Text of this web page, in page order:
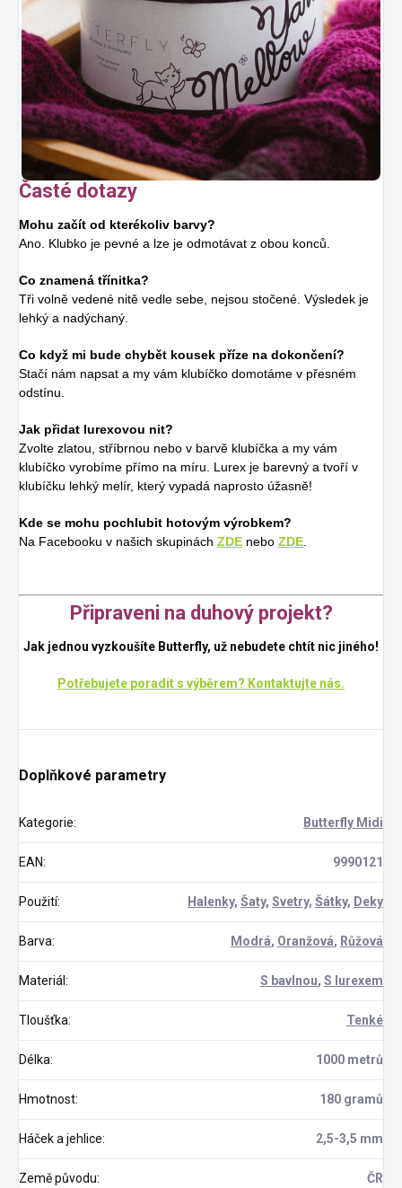
Časté dotazy
Mohu začít od kterékoliv barvy?
Ano. Klubko je pevné a lze je odmotávat z obou konců.
Co znamená třínitka?
Tři volně vedené nitě vedle sebe, nejsou stočené. Výsledek je
lehký a nadýchaný.
Co když mi bude chybět kousek příze na dokončení?
Stačí nám napsat a my vám klubíčko domotáme v přesném
odstínu.
Jak přidat lurexovou nit?
Zvolte zlatou, stříbrnou nebo v barvě klubíčka a my vám
klubíčko vyrobíme přímo na míru. Lurex je barevný a tvoří v
klubíčku lehký melír, který vypadá naprosto úžasně!
Kde se mohu pochlubit hotovým výrobkem?
Na Facebooku v našich skupinách ZDE nebo ZDE
Připraveni na duhový projekt?
Jak jednou vyzkoušíte Butterfly, už nebudete chtít nic jiného!
Potřebujete poradit s výběrem? Kontaktujte nás.
Doplňkové parametry
Kategorie: Butterfly Midi
EAN: 9990121
Použití: Halenky, Šaty, Svetry, Šátky, Deky
Barva: Modrá, Oranžová, Růžová
Materiál: S bavlnou, S lurexem
Tloušťka: Tenké
Délka: 1000 metrů
Hmotnost: 180 gramů
Háček a jehlice: 2,5-3,5 mm
Země původu: ČR